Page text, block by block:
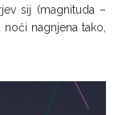
sij (magnituda –
nagnjena tako,